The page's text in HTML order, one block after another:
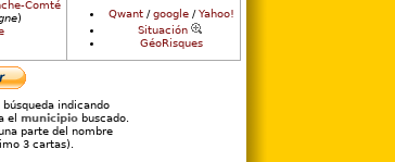
Comté
)
Qwant/google/Yahoo!
Situación
GéoRisques
indicando
el municipiobuscado.
parte del nombre
3 cartas).